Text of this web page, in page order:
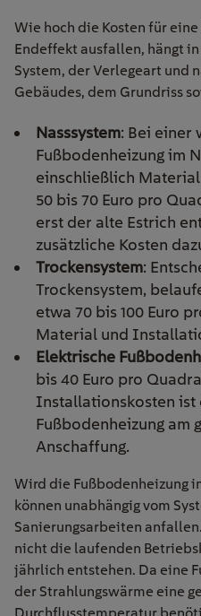
Wie hoch die Kosten für
Endeffekt ausfallen, hängt
System, der Verlegeart und
Gebäudes, dem Grundriss
Nasssystem: Bei einer
Fußbodenheizung im
einschließlich
50 bis 70 Euro pro
erst der alte Estrich
zusätzliche Kosten
Trockensystem:
Trockensystem,
etwa 70 bis 100 Euro
Material und
Elektrische
bis 40 Euro pro
Installationskosten ist
Fußbodenheizung am
Anschaffung.
Wird die Fußbodenheizung
können unabhängig vom
Sanierungsarbeiten
nicht die laufenden
jährlich entstehen. Da eine
der Strahlungswärme eine